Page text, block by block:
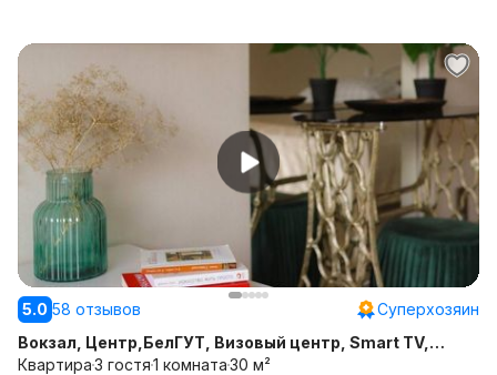
5.0 58 отзывов
Суперхозяин
Вокзал, Центр,БелГУТ, Визовый центр, Smart TV,
кондиционер. Скидки от 3 дней.
Квартира3 гостя1 комната30 м²